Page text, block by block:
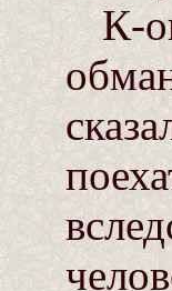
К-